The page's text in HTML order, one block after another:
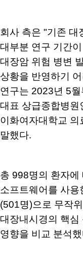
회사 측은 "기존 대
대부분 연구 기간
대장암 위험 병변
상황을 반영하기
연구는 2023년 5
대표 상급종합병
이화여자대학교 의
말했다.
총 998명의 환자에
소프트웨어를 사
(501명)으로 무작
대장내시경의 핵
영향을 비교 분석